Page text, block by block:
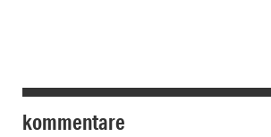
kommentare